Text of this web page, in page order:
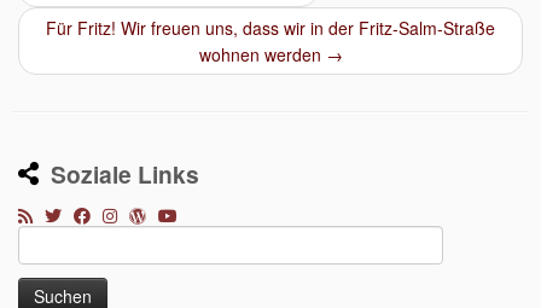
Für Fritz! Wir freuen uns, dass wir in der Fritz-Salm-Straße
wohnen werden →
Soziale Links
nach: